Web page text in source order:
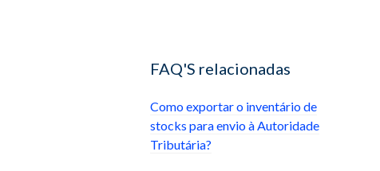
FAQ'S relacionadas
Como exportar o inventário de
stocks para envio à Autoridade
Tributária?